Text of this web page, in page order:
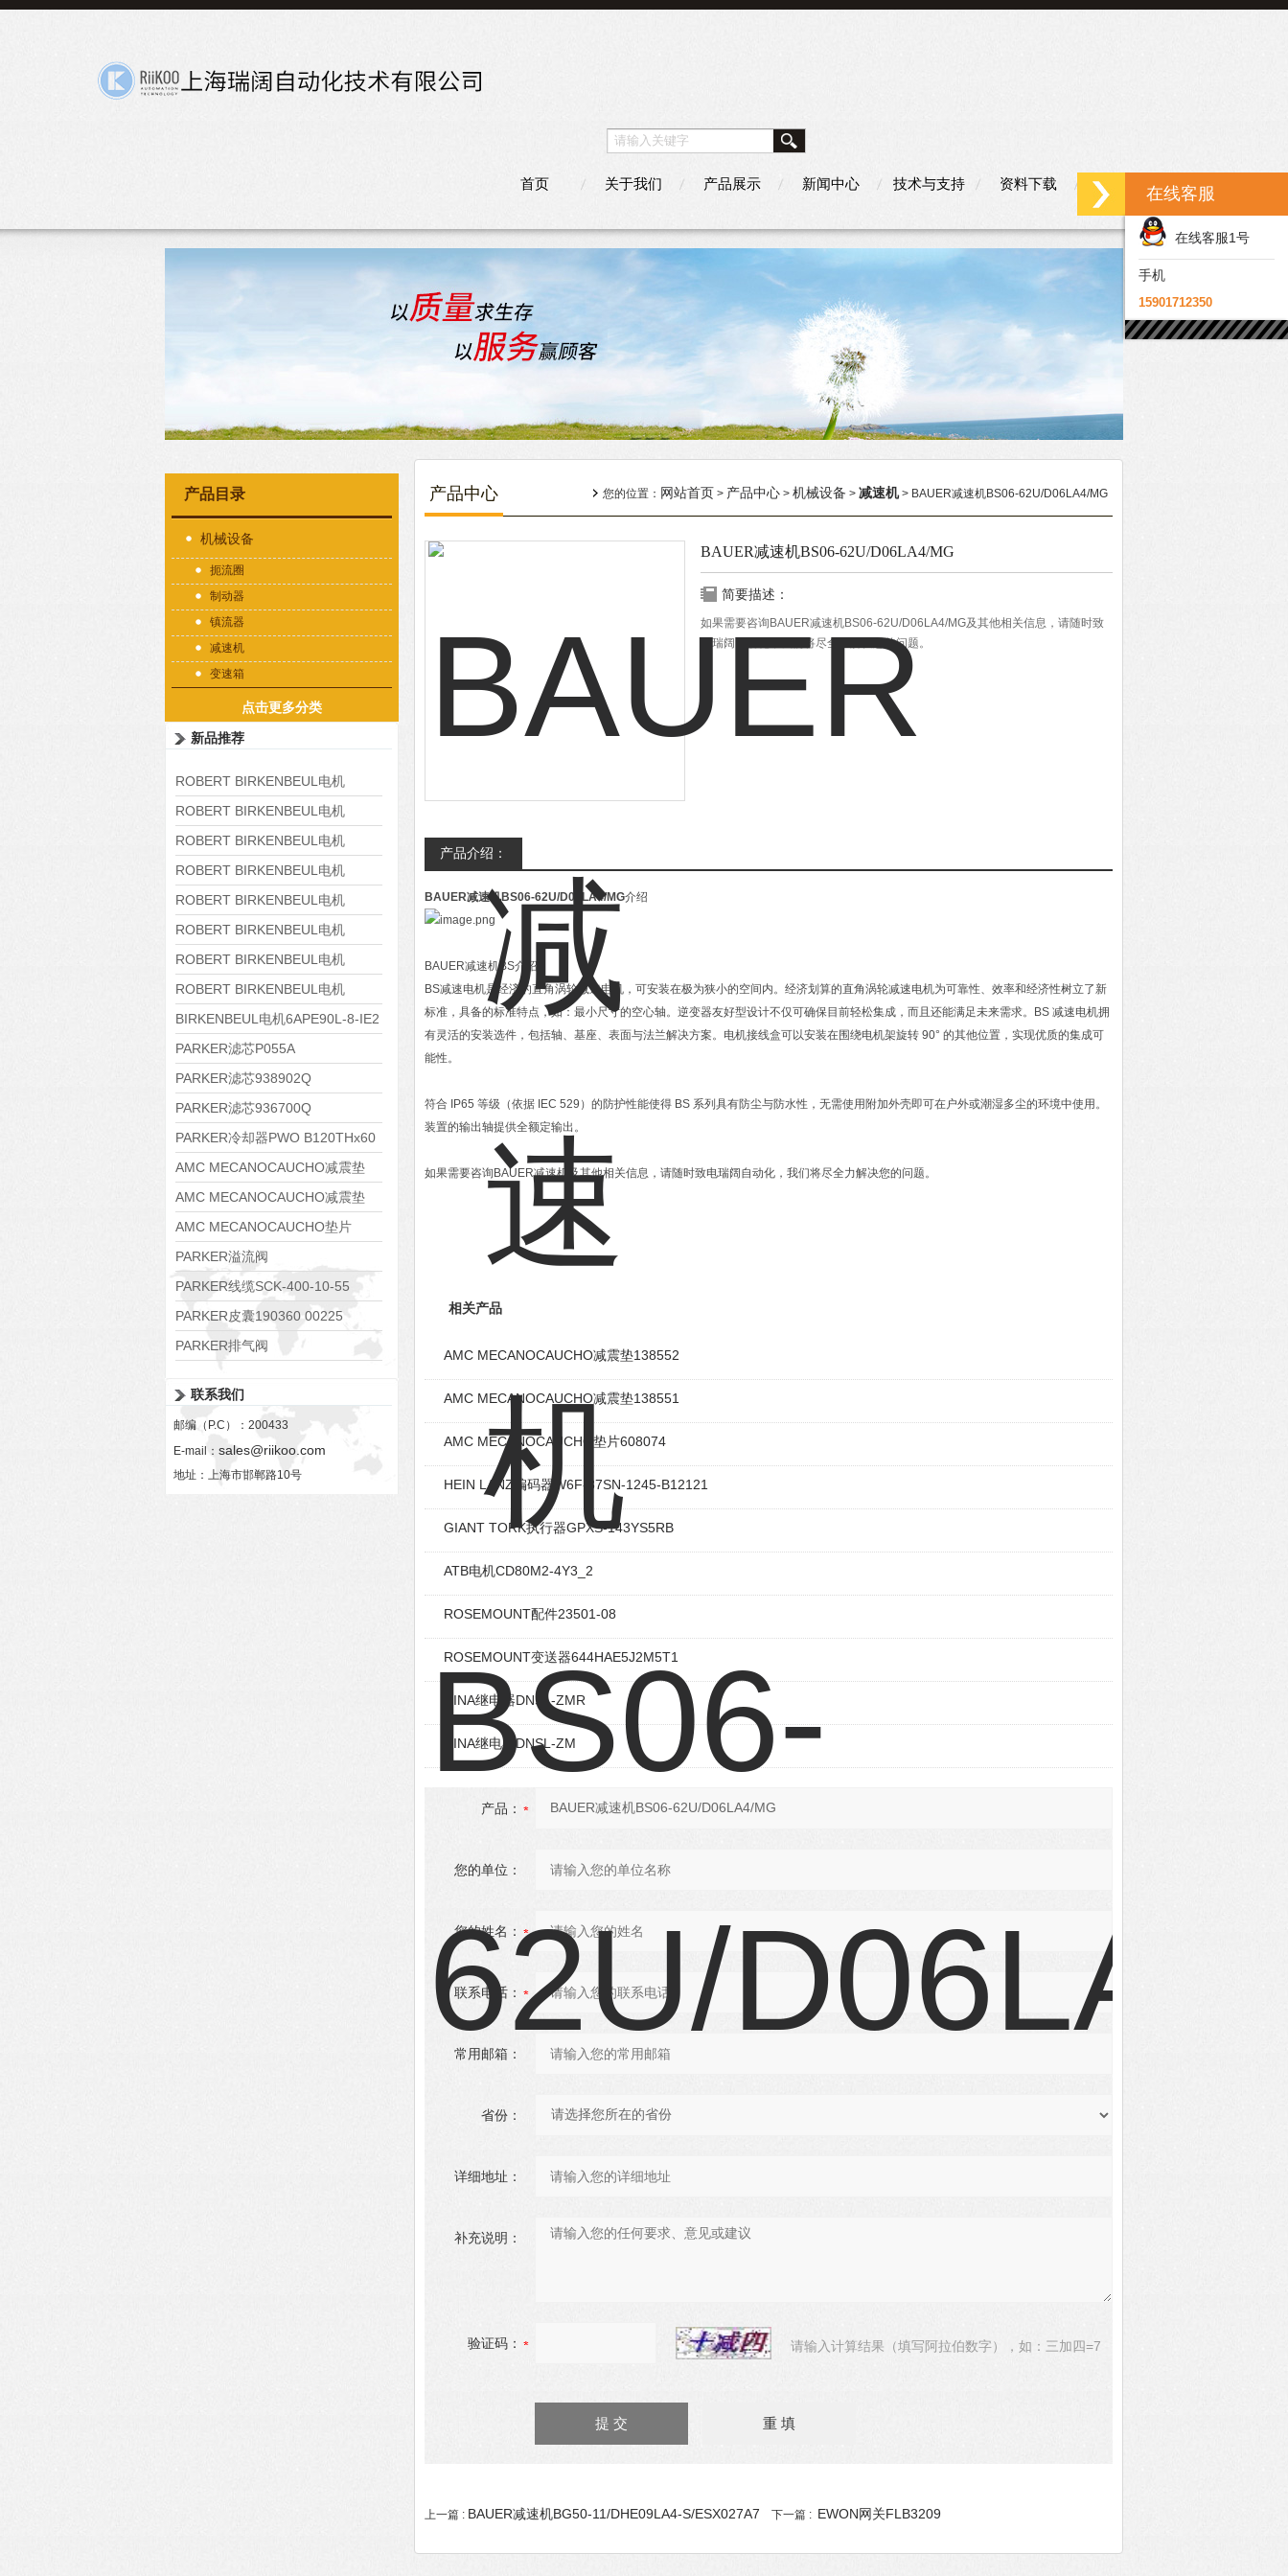
首页 关于我们 产品展示 新闻中心 技术与支持 资料下载 联系我们
产品目录
机械设备
扼流圈
制动器
镇流器
减速机
变速箱
点击更多分类
新品推荐
ROBERT BIRKENBEUL电机
8APE225M-4-IE3
ROBERT BIRKENBEUL电机
8APE180L-4 IE3
ROBERT BIRKENBEUL电机
8APE160M-6 IE3
ROBERT BIRKENBEUL电机
8APE160L-4-IE3
ROBERT BIRKENBEUL电机
8APE112M-6K-IE3
ROBERT BIRKENBEUL电机
8APE100L-2 IE3
ROBERT BIRKENBEUL电机
8APE90S-4 IE3
ROBERT BIRKENBEUL电机
8APE80M-2K-IE3
BIRKENBEUL电机6APE90L-8-IE2
PARKER滤芯P055A
PARKER滤芯938902Q
PARKER滤芯936700Q
PARKER冷却器PWO B120THx60
AMC MECANOCAUCHO减震垫
138552
AMC MECANOCAUCHO减震垫
138551
AMC MECANOCAUCHO垫片
608074
PARKER溢流阀
RE06M35W2N1KWXG087
PARKER线缆SCK-400-10-55
PARKER皮囊190360 00225
PARKER排气阀
联系我们
邮编（P.C）：200433
E-mail： sales@riikoo.com
地址：上海市邯郸路10号
产品中心 您的位置： 网站首页 > 产品中心 > 机械设备 > 减速机> BAUER减速机BS06-62U/D06LA4/MG
BAUER减速机BS06-62U/D06LA4/MG
简要描述：
如果需要咨询BAUER减速机BS06-62U/D06LA4/MG及其他相关信息，请随时致
电瑞阔自动化，我们将尽全力解决您的问题。
产品介绍：
BAUER减速机BS06-62U/D06LA4/MG介绍
BAUER减速机BS介绍
BS减速电机是经济的直角涡轮减速电机，可安装在极为狭小的空间内。经济划算的直角涡轮减速电机为可靠性、效率和经济性树立了新
标准，具备的标准特点，如：最小尺寸的空心轴。逆变器友好型设计不仅可确保目前轻松集成，而且还能满足未来需求。BS 减速电机拥
有灵活的安装选件，包括轴、基座、表面与法兰解决方案。电机接线盒可以安装在围绕电机架旋转 90° 的其他位置，实现优质的集成可
能性。
符合 IP65 等级（依据 IEC 529）的防护性能使得 BS 系列具有防尘与防水性，无需使用附加外壳即可在户外或潮湿多尘的环境中使用。
装置的输出轴提供全额定输出。
如果需要咨询BAUER减速机及其他相关信息，请随时致电瑞阔自动化，我们将尽全力解决您的问题。
相关产品
AMC MECANOCAUCHO减震垫138552
AMC MECANOCAUCHO减震垫138551
AMC MECANOCAUCHO垫片608074
HEIN LANZ编码器W6F-37SN-1245-B12121
GIANT TORK执行器GPXS-143YS5RB
ATB电机CD80M2-4Y3_2
ROSEMOUNT配件23501-08
ROSEMOUNT变送器644HAE5J2M5T1
DINA继电器DNSL-ZMR
DINA继电器DNSL-ZM
产品：
您的单位：
您的姓名：
联系电话：
常用邮箱：
省份：
详细地址：
补充说明：
验证码： 请输入计算结果（填写阿拉伯数字），如：三加四=7
上一篇 : BAUER减速机BG50-11/DHE09LA4-S/ESX027A7 下一篇 : EWON网关FLB3209
在线客服
在线客服1号
手机
15901712350